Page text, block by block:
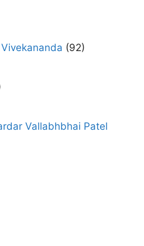
Vivekananda (92)
Vallabhbhai Patel